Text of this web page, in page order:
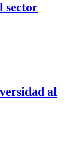
sector
al